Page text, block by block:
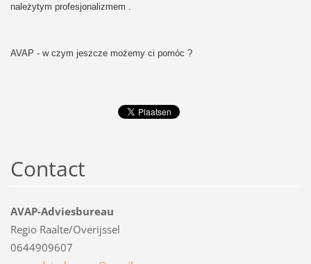
należytym profesjonalizmem .
AVAP - w czym jeszcze możemy ci pomóc ?
Contact
AVAP-Adviesbureau
Regio Raalte/Overijssel
0644909607